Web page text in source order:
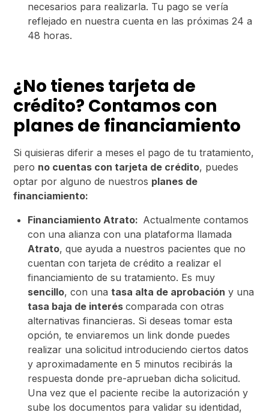
necesarios para realizarla. Tu pago se vería
reflejado en nuestra cuenta en las próximas 24 a
48 horas.
¿No tienes tarjeta de
crédito? Contamos con
planes de financiamiento
Si quisieras diferir a meses el pago de tu tratamiento,
pero no cuentas con tarjeta de crédito, puedes
optar por alguno de nuestros planes de
financiamiento:
Financiamiento Atrato: Actualmente contamos
con una alianza con una plataforma llamada
Atrato, que ayuda a nuestros pacientes que no
cuentan con tarjeta de crédito a realizar el
financiamiento de su tratamiento. Es muy
sencillo, con unatasa alta de aprobación y una
tasa baja de interéscomparada con otras
alternativas financieras. Si deseas tomar esta
opción, te enviaremos un link donde puedes
realizar una solicitud introduciendo ciertos datos
y aproximadamente en 5 minutos recibirás la
respuesta donde pre-aprueban dicha solicitud.
Una vez que el paciente recibe la autorización y
sube los documentos para validar su identidad,